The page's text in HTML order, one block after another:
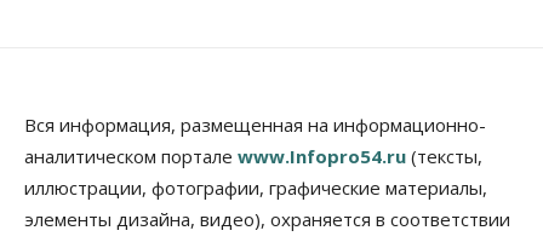
Вся информация, размещенная на информационно-
аналитическом портале www.Infopro54.ru (тексты,
иллюстрации, фотографии, графические материалы,
элементы дизайна, видео), охраняется в соответствии